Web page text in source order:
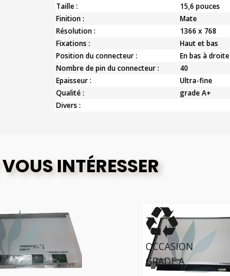
Taille :
15,6 pouces
Finition :
Mate
Résolution :
1366 x 768
Fixations :
Haut et bas
Position du connecteur :
En bas à droite
Nombre de pin du connecteur :
40
Epaisseur :
Ultra-fine
Qualité :
grade A+
Divers :
INTÉRESSER
OCCASION
GRADE A